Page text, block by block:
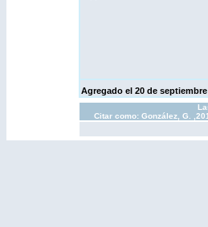
Agregado el 20 de septiembre
Citar como: González, G.